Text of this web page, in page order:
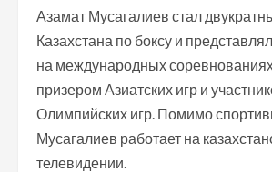
Азамат Мусагалиев стал
Казахстана по боксу и
на международных
призером Азиатских игр и
Олимпийских игр. Помимо
Мусагалиев работает на
телевидении.